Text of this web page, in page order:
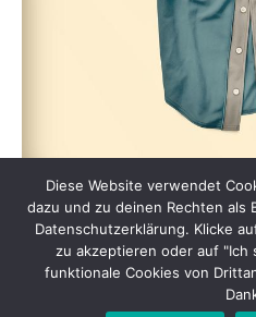
Diese Website verwendet
dazu und zu deinen Rechten
Datenschutzerklärung. Klicke
zu akzeptieren oder auf "Ich
funktionale Cookies von